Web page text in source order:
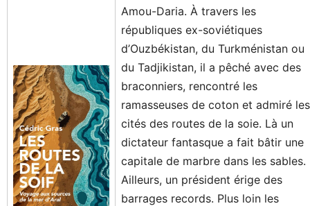
Amou-Daria. À travers les
républiques ex-soviétiques
d’Ouzbékistan, du Turkménistan ou
du Tadjikistan, il a pêché avec des
braconniers, rencontré les
ramasseuses de coton et admiré les
cités des routes de la soie. Là un
dictateur fantasque a fait bâtir une
capitale de marbre dans les sables.
Ailleurs, un président érige des
barrages records. Plus loin les